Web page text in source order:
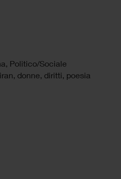
Politico/Sociale
iran, donne, diritti, poesia